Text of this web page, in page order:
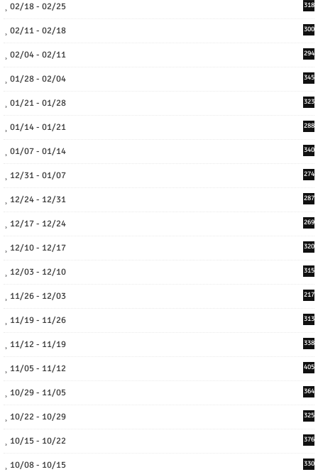
02/18 - 02/25 318
02/11 - 02/18 300
02/04 - 02/11 294
01/28 - 02/04 345
01/21 - 01/28 323
01/14 - 01/21 288
01/07 - 01/14 340
12/31 - 01/07 274
12/24 - 12/31 287
12/17 - 12/24 269
12/10 - 12/17 320
12/03 - 12/10 315
11/26 - 12/03 217
11/19 - 11/26 313
11/12 - 11/19 338
11/05 - 11/12 405
10/29 - 11/05 364
10/22 - 10/29 325
10/15 - 10/22 376
10/08 - 10/15 330